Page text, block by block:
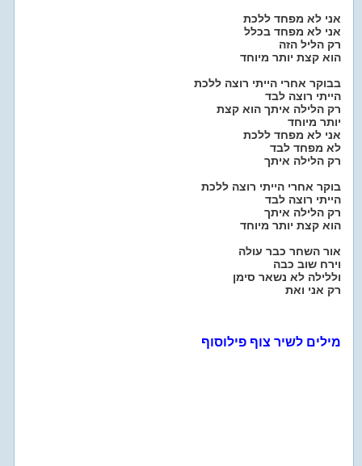
אני לא מפחד ללכת
אני לא מפחד בכלל
רק הליל הזה
הוא קצת יותר מיוחד
בבוקר אחרי הייתי רוצה ללכת
הייתי רוצה לבד
רק הלילה איתך הוא קצת
יותר מיוחד
אני לא מפחד ללכת
לא מפחד לבד
רק הלילה איתך
בוקר אחרי הייתי רוצה ללכת
הייתי רוצה לבד
רק הלילה איתך
הוא קצת יותר מיוחד
אור השחר כבר עולה
וירח שוב כבה
וללילה לא נשאר סימן
רק אני ואת
מילים לשיר צוף פילוסוף